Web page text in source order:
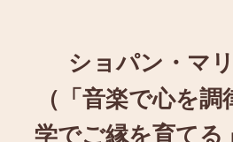
ショパン・マ
（「音楽で心を
学でご縁を育てる